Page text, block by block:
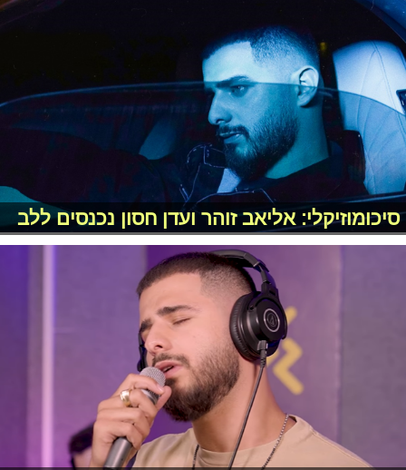
סיכומוזיקלי: אליאב זוהר ועדן חסון נכנסים ללב